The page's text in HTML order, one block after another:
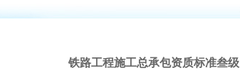
铁路工程施工总承包资质标准叁级